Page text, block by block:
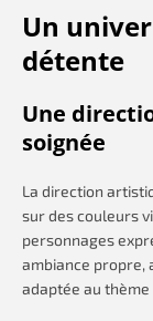
Un
détente
Une
soignée
La direction
sur des couleurs
personnages
ambiance propre,
adaptée au thème